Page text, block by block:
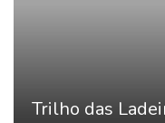
Trilho das